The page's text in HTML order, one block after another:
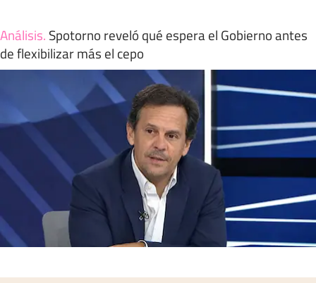
Análisis. Spotorno reveló qué espera el Gobierno antes
de flexibilizar más el cepo